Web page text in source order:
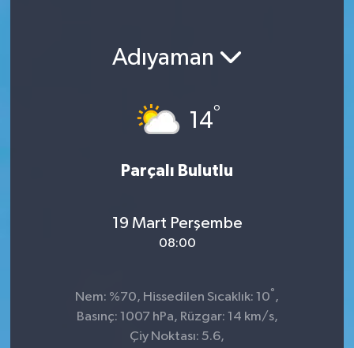
Adıyaman
14°
Parçalı Bulutlu
19 Mart Perşembe
08:00
Nem: %70, Hissedilen Sıcaklık: 10° ,
Basınç: 1007 hPa, Rüzgar: 14 km/s,
Çiy Noktası: 5.6,
Haber Arşivi